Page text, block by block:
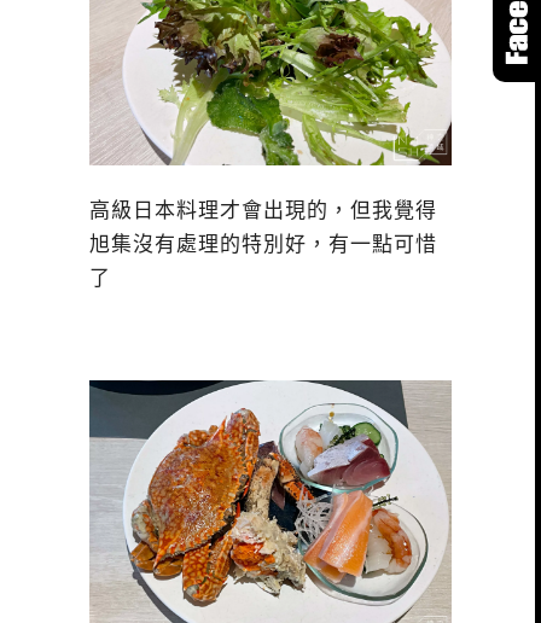
高級日本料理才會出現的，但我覺得
旭集沒有處理的特別好，有一點可惜
了